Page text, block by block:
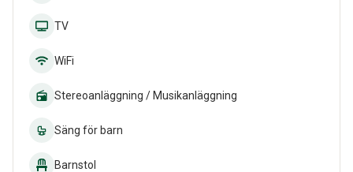
TV
WiFi
Stereoanläggning / Musikanläggning
Säng för barn
Barnstol